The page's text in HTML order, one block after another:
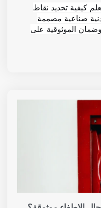
تحديد نقاط
صناعية مصممة
الموثوقية على